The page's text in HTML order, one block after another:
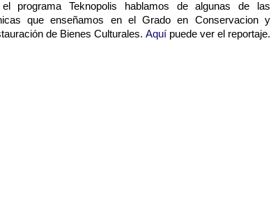
programa Teknopolis hablamos de algunas de las
que enseñamos en el Grado en Conservacion y
de Bienes Culturales. Aquí puede ver el reportaje.